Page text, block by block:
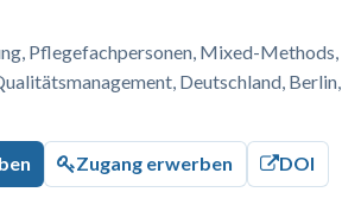
Pflegefachpersonen, Mixed-Methods,
Deutschland, Berlin,
Zugang erwerben DOI